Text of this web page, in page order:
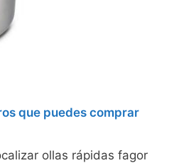
que puedes comprar
ollas rápidas fagor